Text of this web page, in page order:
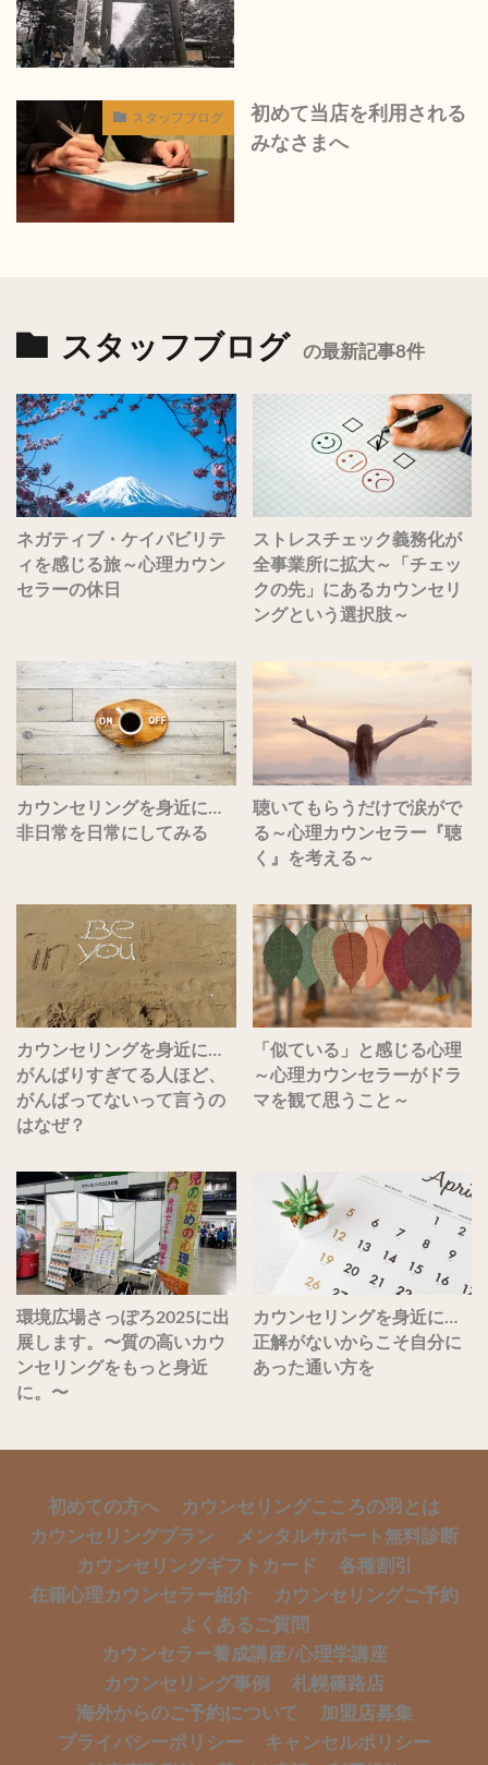
スタッフブログ
初めて当店を利用される
みなさまへ
スタッフブログ の最新記事8件
ネガティブ・ケイパビリテ
ィを感じる旅～心理カウン
セラーの休日
ストレスチェック義務化が
全事業所に拡大～「チェッ
クの先」にあるカウンセリ
ングという選択肢～
カウンセリングを身近に…
非日常を日常にしてみる
聴いてもらうだけで涙がで
る～心理カウンセラー『聴
く』を考える～
カウンセリングを身近に…
がんばりすぎてる人ほど、
がんばってないって言うの
はなぜ？
「似ている」と感じる心理
～心理カウンセラーがドラ
マを観て思うこと～
環境広場さっぽろ2025に出
展します。〜質の高いカウ
ンセリングをもっと身近
に。〜
カウンセリングを身近に…
正解がないからこそ自分に
あった通い方を
初めての方へ
カウンセリングこころの羽とは
カウンセリングプラン
メンタルサポート無料診断
カウンセリングギフトカード
各種割引
在籍心理カウンセラー紹介
カウンセリングご予約
よくあるご質問
カウンセラー養成講座/心理学講座
カウンセリング事例
札幌篠路店
海外からのご予約について
加盟店募集
プライバシーポリシー
キャンセルポリシー